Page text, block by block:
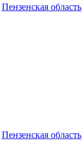
Пензенская область
Пензенская область